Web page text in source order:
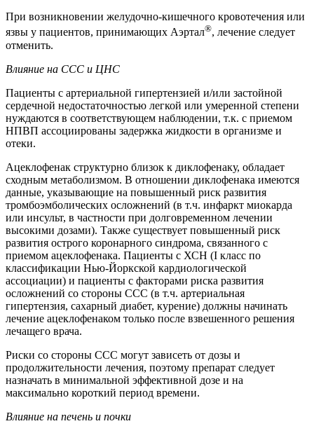
При возникновении желудочно-кишечного кровотечения или
язвы у пациентов, принимающих Аэртал®, лечение следует
отменить.
Влияние на ССС и ЦНС
Пациенты с артериальной гипертензией и/или застойной
сердечной недостаточностью легкой или умеренной степени
нуждаются в соответствующем наблюдении, т.к. с приемом
НПВП ассоциированы задержка жидкости в организме и
отеки.
Ацеклофенак структурно близок к диклофенаку, обладает
сходным метаболизмом. В отношении диклофенака имеются
данные, указывающие на повышенный риск развития
тромбоэмболических осложнений (в т.ч. инфаркт миокарда
или инсульт, в частности при долговременном лечении
высокими дозами). Также существует повышенный риск
развития острого коронарного синдрома, связанного с
приемом ацеклофенака. Пациенты с ХСН (I класс по
классификации Нью-Йоркской кардиологической
ассоциации) и пациенты с факторами риска развития
осложнений со стороны ССС (в т.ч. артериальная
гипертензия, сахарный диабет, курение) должны начинать
лечение ацеклофенаком только после взвешенного решения
лечащего врача.
Риски со стороны ССС могут зависеть от дозы и
продолжительности лечения, поэтому препарат следует
назначать в минимальной эффективной дозе и на
максимально короткий период времени.
Влияние на печень и почки